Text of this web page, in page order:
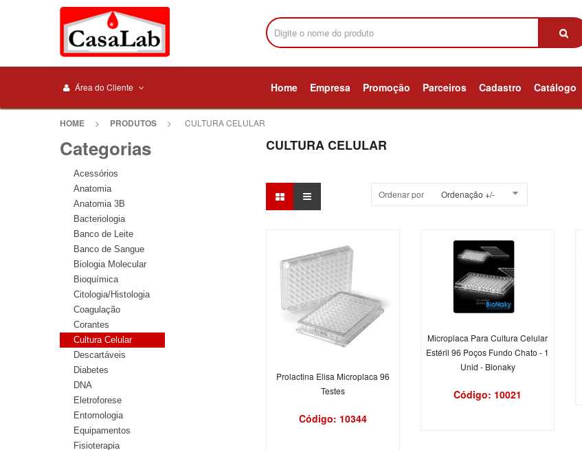
Área do Cliente Home Empresa Promoção Parceiros Cadastro Catálogo
HOME > PRODUTOS > CULTURA CELULAR
CULTURA CELULAR
Ordenar por Ordenação +/-
Prolactina Elisa Microplaca 96
Testes
Código: 10344
Microplaca Para Cultura Celular
Estéril 96 Poços Fundo Chato - 1
Unid - Bionaky
Código: 10021
Categorias
Acessórios
Anatomia
Anatomia 3B
Bacteriologia
Banco de Leite
Banco de Sangue
Biologia Molecular
Bioquímica
Citologia/Histologia
Coagulação
Corantes
Cultura Celular
Descartáveis
Diabetes
DNA
Eletroforese
Entomologia
Equipamentos
Fisioterapia